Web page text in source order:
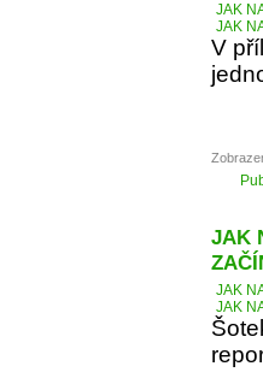
JAK
JAK
V
JAK
JAK
JAK